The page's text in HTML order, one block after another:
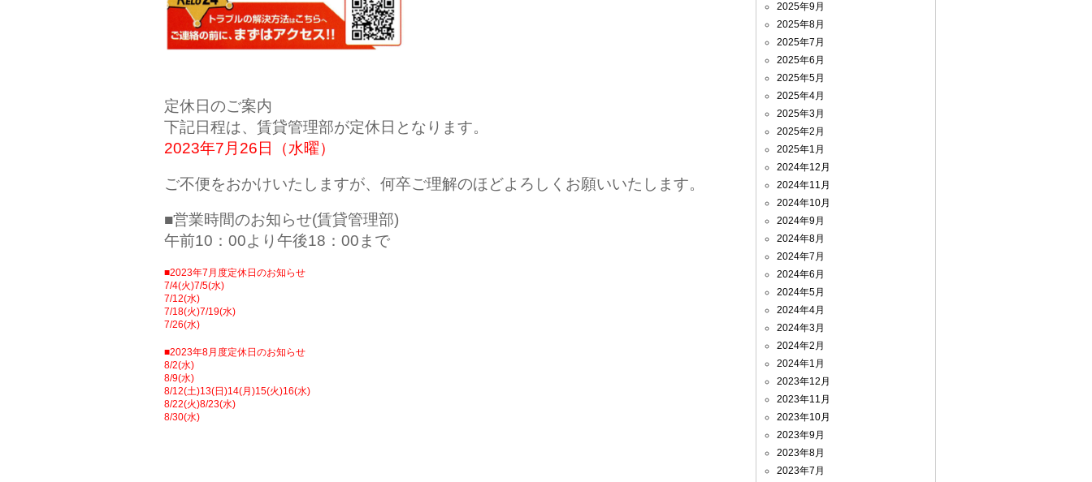
定休日のご案内
下記日程は、賃貸管理部が定休日となります。
2023年7月26 日（水曜）
ご不便をおかけいたしますが、何卒ご理解のほどよろしくお願いいたします。
■営業時間のお知らせ(賃貸管理部)
午前10：00より午後18：00まで
■2023年7月度定休日のお知らせ
7/4(火)7/5(水)
7/12(水)
7/18(火)7/19(水)
7/26(水)
■2023年8月度定休日のお知らせ
8/2(水)
8/9(水)
8/12(土)13(日)14(月)15(火)16(水)
8/22(火)8/23(水)
8/30(水)
2025年9月
2025年8月
2025年7月
2025年6月
2025年5月
2025年4月
2025年3月
2025年2月
2025年1月
2024年12月
2024年11月
2024年10月
2024年9月
2024年8月
2024年7月
2024年6月
2024年5月
2024年4月
2024年3月
2024年2月
2024年1月
2023年12月
2023年11月
2023年10月
2023年9月
2023年8月
2023年7月